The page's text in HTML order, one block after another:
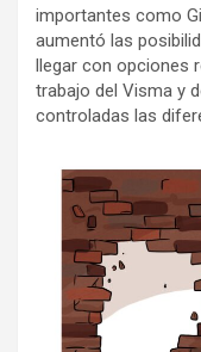
importantes como
aumentó las
llegar con opciones
trabajo del Visma y
controladas las